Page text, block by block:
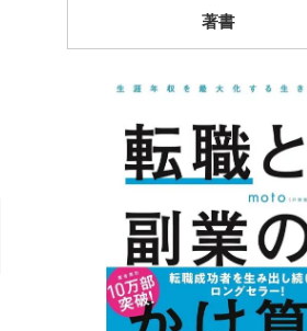
著書